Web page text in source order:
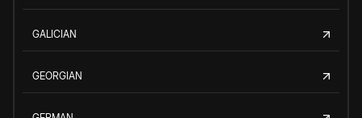
GALICIAN
GEORGIAN